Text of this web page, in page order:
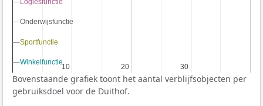
10
10 20
20 30
30
Logiesfunctie
Logiesfunctie
Onderwijsfunctie
Onderwijsfunctie
Sportfunctie
Sportfunctie
Winkelfunctie
Winkelfunctie
Bovenstaande grafiek toont het aantal verblijfsobjecten per
gebruiksdoel voor de Duithof.